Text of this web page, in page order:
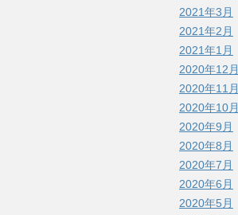
2021年3月
2021年2月
2021年1月
2020年12月
2020年11月
2020年10月
2020年9月
2020年8月
2020年7月
2020年6月
2020年5月